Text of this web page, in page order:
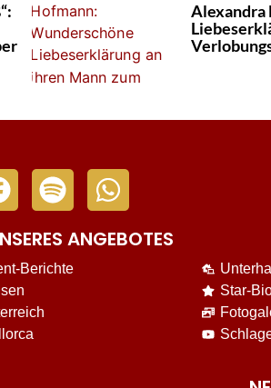
Alexandra
ANGEBOTES
Berichte
Star-